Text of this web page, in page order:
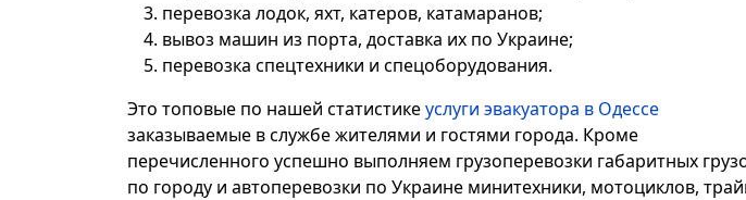
перевозка лодок, яхт, катеров, катамаранов;
вывоз машин из порта, доставка их по Украине;
перевозка спецтехники и спецоборудования.
Это топовые по нашей статистикеуслуги эвакуатора в Одессе
заказываемые в службе жителями и гостями города. Кроме
перечисленного успешно выполняем грузоперевозки габаритных
по городу и автоперевозки по Украине минитехники, мотоциклов,